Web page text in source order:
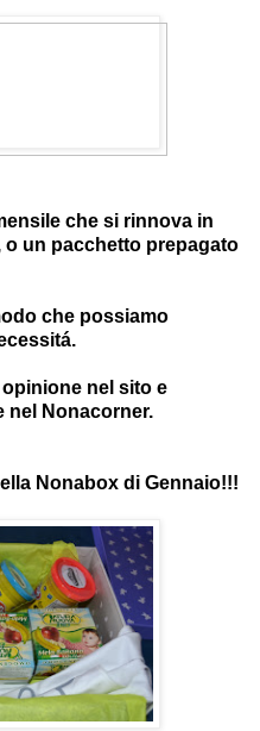
che si rinnova in
un pacchetto prepagato
che possiamo
nel sito e
nel Nonacorner.
Nonabox di Gennaio!!!